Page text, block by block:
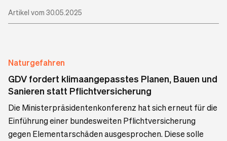
Artikel vom 30.05.2025
Naturgefahren
GDV fordert klimaangepasstes Planen, Bauen und
Sanieren statt Pflichtversicherung
Die Ministerpräsidentenkonferenz hat sich erneut für die
Einführung einer bundesweiten Pflichtversicherung
gegen Elementarschäden ausgesprochen. Diese solle